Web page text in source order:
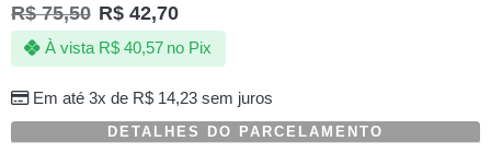
5.00de 5,
com
baseado
em
de
cliente
R$75,50 R$ 42,70
Em até 3x de R$14,23sem juros
À vista R$40,57 no Pix
DETALHES DO PARCELAMENTO